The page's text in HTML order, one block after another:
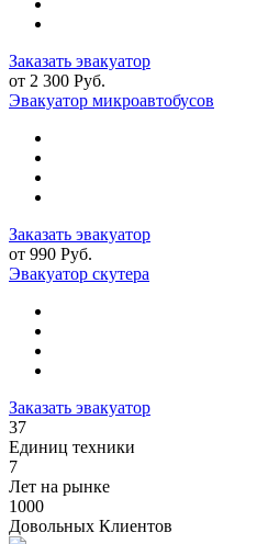
Заказать эвакуатор
от 2 300 Руб.
Эвакуатор микроавтобусов
Заказать эвакуатор
от 990 Руб.
Эвакуатор скутера
Заказать эвакуатор
37
Единиц техники
7
Лет на рынке
1000
Довольных Клиентов